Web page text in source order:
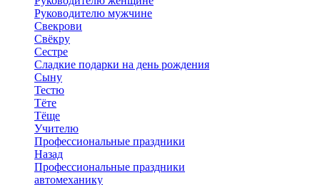
Руководителю мужчине
Свекрови
Свёкру
Сестре
Сладкие подарки на день рождения
Сыну
Тестю
Тёте
Тёще
Учителю
Профессиональные праздники
Назад
Профессиональные праздники
автомеханику